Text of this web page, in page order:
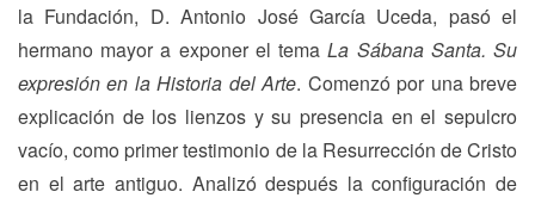
la Fundación, D. Antonio José García Uceda, pasó el
hermano mayor a exponer el temaLa Sábana Santa. Su
expresión en la Historia del Arte. Comenzó por una breve
explicación de los lienzos y su presencia en el sepulcro
vacío, como primer testimonio de la Resurrección de Cristo
en el arte antiguo. Analizó después la configuración de